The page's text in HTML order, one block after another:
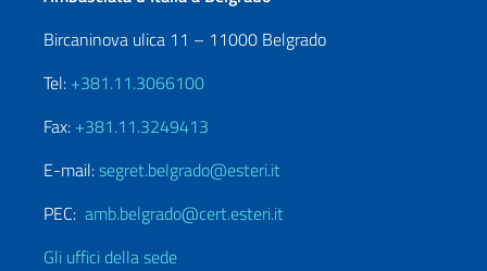
Bircaninova ulica 11 – 11000 Belgrado
Tel: +381.11.3066100
Fax: +381.11.3249413
E-mail:segret.belgrado@esteri.it
PEC: amb.belgrado@cert.esteri.it
Gli uffici della sede